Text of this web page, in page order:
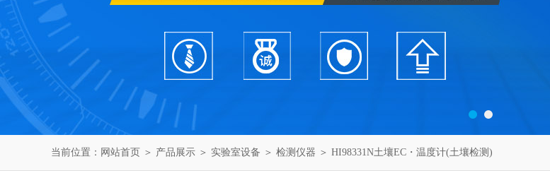
当前位置： 网站首页 ＞ 产品展示 ＞ 实验室设备 ＞ 检测仪器 ＞ HI98331N土壤EC・温度计(土壤检测)